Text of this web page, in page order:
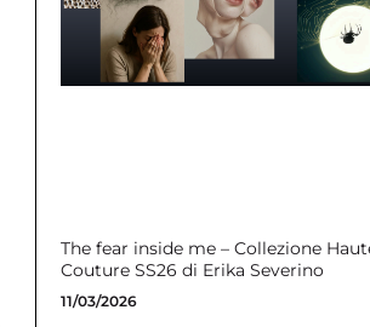
The fear inside me – Collezione
Couture SS26 di Erika Severino
11/03/2026